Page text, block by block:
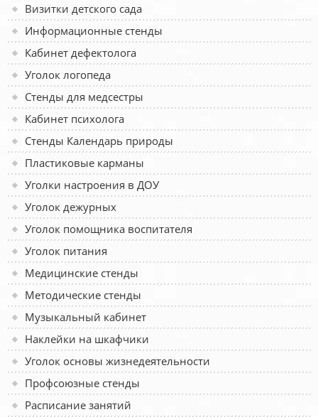
Визитки детского сада
Информационные стенды
Кабинет дефектолога
Уголок логопеда
Стенды для медсестры
Кабинет психолога
Стенды Календарь природы
Пластиковые карманы
Уголки настроения в ДОУ
Уголок дежурных
Уголок помощника воспитателя
Уголок питания
Медицинские стенды
Методические стенды
Музыкальный кабинет
Наклейки на шкафчики
Уголок основы жизнедеятельности
Профсоюзные стенды
Расписание занятий